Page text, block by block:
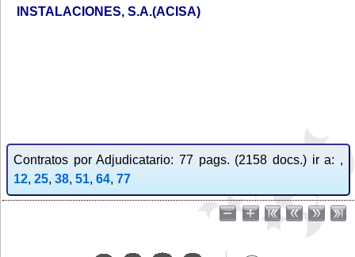
INSTALACIONES, S.A.(ACISA)
Contratos por Adjudicatario: 77 pags. (2158 docs.) ir a: ,
12, 25, 38, 51, 64, 77